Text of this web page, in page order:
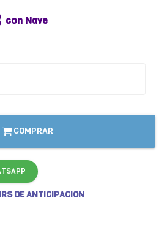
con Nave
COMPRAR
DE ANTICIPACION